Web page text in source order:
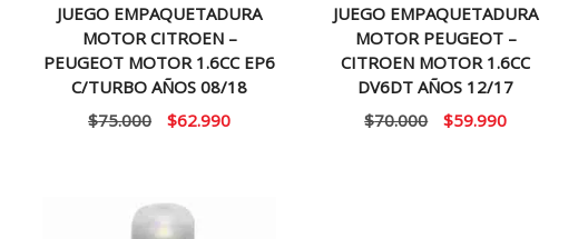
JUEGO EMPAQUETADURA
MOTOR CITROEN –
PEUGEOT MOTOR 1.6CC EP6
C/TURBO AÑOS 08/18
$75.000
El
era:
$75.000.
$62.990El
JUEGO EMPAQUETADURA
MOTOR PEUGEOT –
CITROEN MOTOR 1.6CC
DV6DT AÑOS 12/17
$70.000
El
$59.990El